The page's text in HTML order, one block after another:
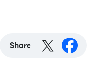
Share